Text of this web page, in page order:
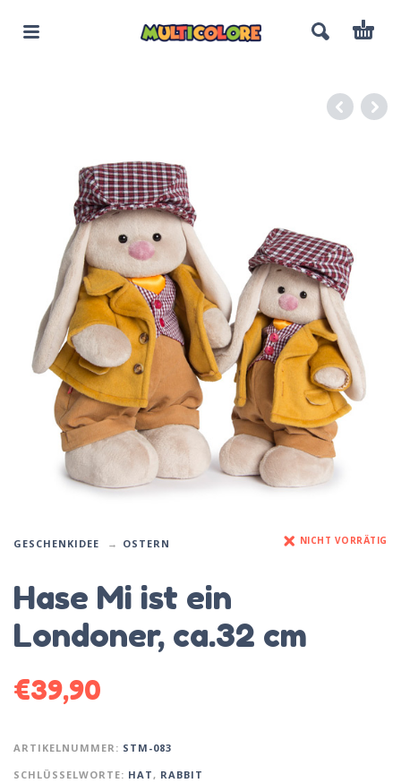
GESCHENKIDEE OSTERN NICHT VORRÄTIG
Hase Mi ist ein
Londoner, ca.32 cm
€39,90
ARTIKELNUMMER: STM-083
SCHLÜSSELWORTE: HAT, RABBIT